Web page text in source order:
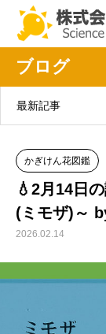
ブログ
最新記事
かぎけん花図鑑
💧2月14日
(ミモザ)～
2026.02.14